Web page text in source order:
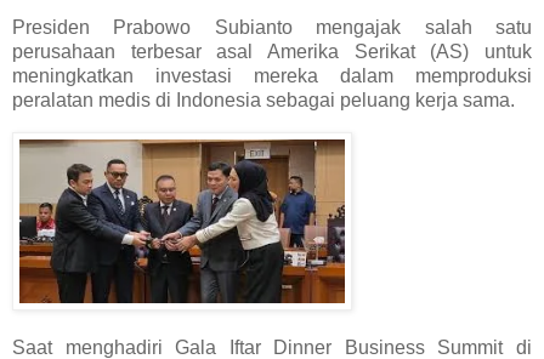
Presiden Prabowo Subianto mengajak salah satu
perusahaan terbesar asal Amerika Serikat (AS) untuk
meningkatkan investasi mereka dalam memproduksi
peralatan medis di Indonesia sebagai peluang kerja sama.
Saat menghadiri Gala Iftar Dinner Business Summit di